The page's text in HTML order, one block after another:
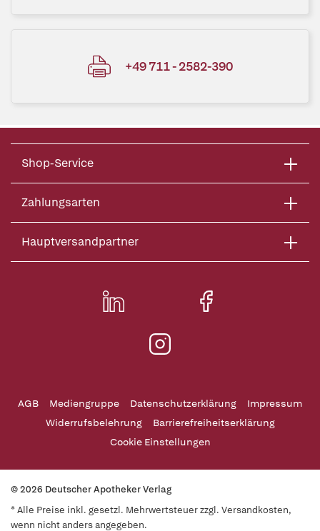
+49 711 - 2582-390
Shop-Service
Zahlungsarten
Hauptversandpartner
AGB Mediengruppe Datenschutzerklärung
Impressum
Widerrufsbelehrung
Barrierefreiheitserklärung
Cookie Einstellungen
© 2026 Deutscher Apotheker Verlag
* Alle Preise inkl. gesetzl. Mehrwertsteuer zzgl. Versandkosten,
wenn nicht anders angegeben.